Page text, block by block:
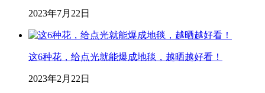
2023年7月22日
这6种花，给点光就能爆成地毯，越晒越好看！
2023年2月22日